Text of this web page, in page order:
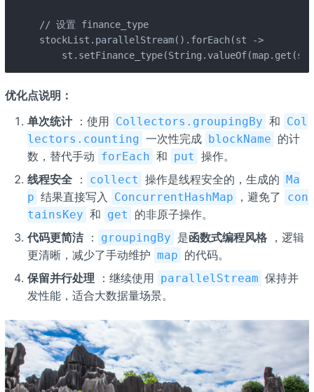
// 设置 finance_type
stockList.parallelStream().forEach(st ->
优化点说明：
单次统计：使用 Collectors.groupingBy 和 Col
lectors.counting 一次性完成 blockName 的计
数，替代手动 forEach 和 put 操作。
线程安全： collect 操作是线程安全的，生成的 Ma
p 结果直接写入 ConcurrentHashMap ，避免了
con
tainsKey 和 get
的非原子操作。
代码更简洁： groupingBy 是函数式编程风格，逻辑
更清晰，减少了手动维护 map 的代码。
保留并行处理 ：继续使用 parallelStream 保持并
发性能，适合大数据量场景。